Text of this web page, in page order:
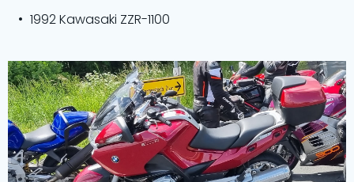
1992 Kawasaki ZZR-1100